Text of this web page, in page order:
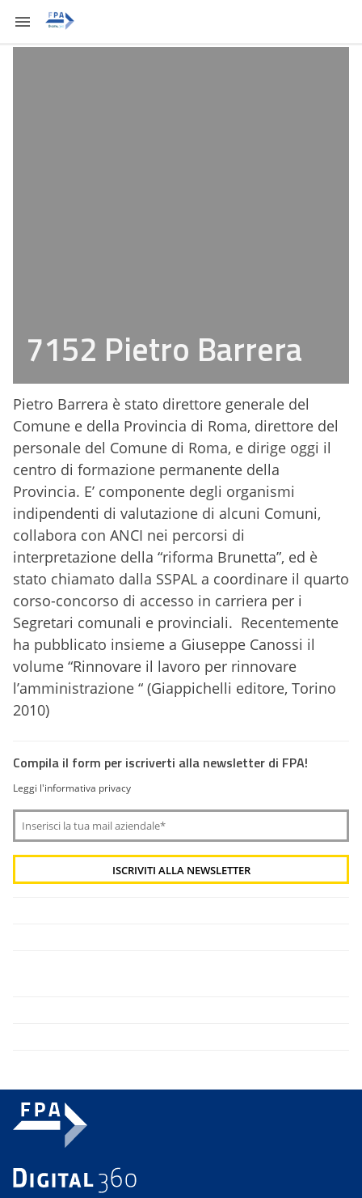
7152 Pietro Barrera
Pietro Barrera è stato direttore generale del
Comune e della Provincia di Roma, direttore del
personale del Comune di Roma, e dirige oggi il
centro di formazione permanente della
Provincia. E’ componente degli organismi
indipendenti di valutazione di alcuni Comuni,
collabora con ANCI nei percorsi di
interpretazione della “riforma Brunetta”, ed è
stato chiamato dalla SSPAL a coordinare il quarto
corso-concorso di accesso in carriera per i
Segretari comunali e provinciali. Recentemente
ha pubblicato insieme a Giuseppe Canossi il
volume “Rinnovare il lavoro per rinnovare
l’amministrazione “ (Giappichelli editore, Torino
2010)
Compila il form per iscriverti alla newsletter di FPA!
Leggi l'informativa privacy